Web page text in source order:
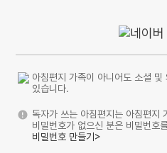
아침편지 가족이 아니어도 소셜
있습니다.
독자가 쓰는 아침편지는 아침편지
비밀번호가 없으신 분은 비밀번호
비밀번호 만들기>